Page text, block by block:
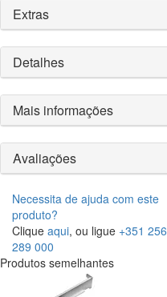
Extras
Detalhes
Mais informações
Avaliações
Necessita de ajuda com este
produto?
Clique aqui, ou ligue +351 256
289 000
Produtos semelhantes